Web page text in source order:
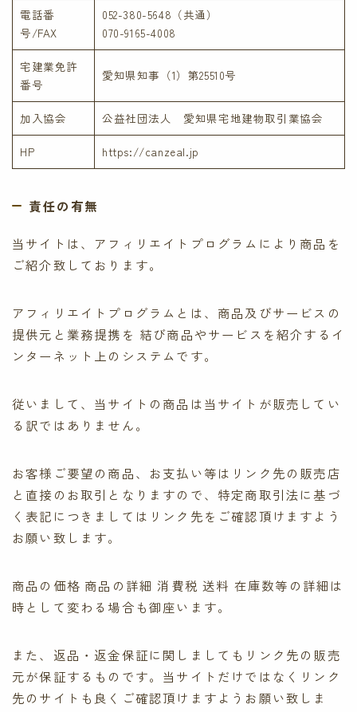
電話番
号/FAX
052-380-5648（共通）
070-9165-4008
宅建業免許
番号
愛知県知事（1）第25510号
加入協会 公益社団法人 愛知県宅地建物取引業協会
HP https://canzeal.jp
責任の有無
当サイトは、アフィリエイトプログラムにより商品を
ご紹介致しております。
アフィリエイトプログラムとは、商品及びサービスの
提供元と業務提携を 結び商品やサービスを紹介するイ
ンターネット上のシステムです。
従いまして、当サイトの商品は当サイトが販売してい
る訳ではありません。
お客様ご要望の商品、お支払い等はリンク先の販売店
と直接のお取引となりますので、特定商取引法に基づ
く表記につきましてはリンク先をご確認頂けますよう
お願い致します。
商品の価格 商品の詳細 消費税 送料 在庫数等の詳細は
時として変わる場合も御座います。
また、返品・返金保証に関しましてもリンク先の販売
元が保証するものです。当サイトだけではなくリンク
先のサイトも良くご確認頂けますようお願い致しま